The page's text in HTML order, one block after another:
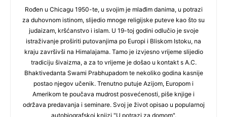
Rođen u Chicagu 1950-te, u svojim je mlađim danima, u potrazi
za duhovnom istinom, slijedio mnoge religijske puteve kao što su
judaizam, kršćanstvo i islam. U 19-toj godini odlučio je svoje
istraživanje proširiti putovanjima po Europi i Bliskom Istoku, na
kraju završivši na Himalajama. Tamo je izvjesno vrijeme slijedio
tradiciju šivaizma, a za to vrijeme je došao u kontakt s A.C.
Bhaktivedanta Swami Prabhupadom te nekoliko godina kasnije
postao njegov učenik. Trenutno putuje Azijom, Europom i
Amerikom te poučava mudrost posvećenosti, piše knjige i
održava predavanja i seminare. Svoj je život opisao u popularnoj
autobiografskoj knjizi "U potrazi za domom".